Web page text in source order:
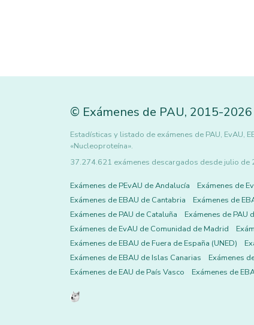
© Exámenes de PAU, 2015-2026
Estadísticas y listado de exámenes de PAU, EvAU,
«Nucleoproteína».
37.274.621 exámenes descargados desde julio de
Exámenes de PEvAU de Andalucía Exámenes de
Exámenes de EBAU de Cantabria
Exámenes de
Exámenes de PAU de Cataluña
Exámenes de PAU
Exámenes de EvAU de Comunidad de Madrid
Exámenes de EBAU de Fuera de España (UNED)
Exámenes de EBAU de Islas Canarias
Exámenes
Exámenes de EAU de País Vasco
Exámenes de